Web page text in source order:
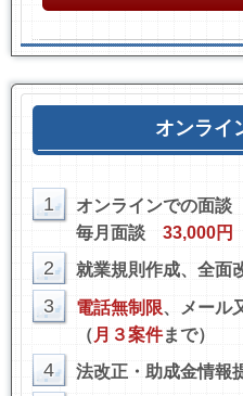
オンラ
1 オンラインでの面
毎月面談 33,000円
2 就業規則作成、全面
3 電話無制限、メール
（ 月３案件まで）
4 法改正・助成金情報